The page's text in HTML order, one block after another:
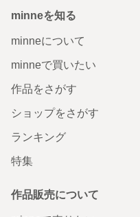
minneを知る
minneについて
minneで買いたい
作品をさがす
ショップをさがす
ランキング
特集
作品販売について